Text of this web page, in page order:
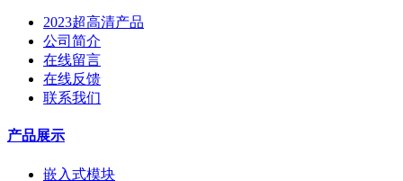
2023超高清产品
公司简介
在线留言
在线反馈
联系我们
产品展示
嵌入式模块